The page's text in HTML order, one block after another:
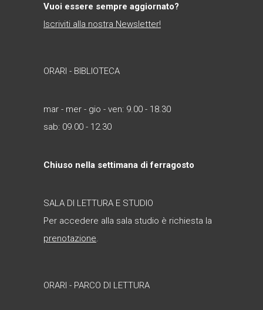
Vuoi essere sempre aggiornato?
Iscriviti alla nostra Newsletter!
ORARI - BIBLIOTECA
mar - mer - gio - ven: 9.00 - 18.30
sab: 09.00 - 12.30
Chiuso nella settimana di ferragosto
SALA DI LETTURA E STUDIO
Per accedere alla sala studio è richiesta la
prenotazione
ORARI - PARCO DI LETTURA